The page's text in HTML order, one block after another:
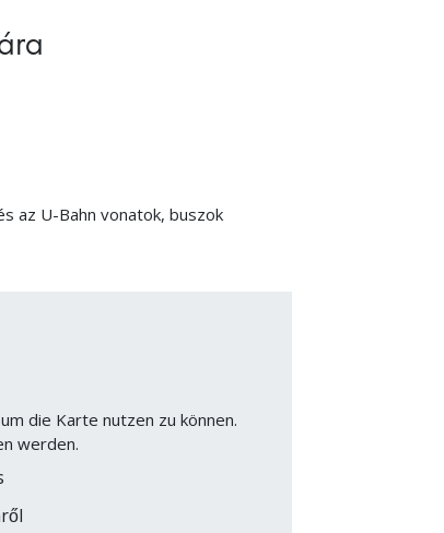
az U-Bahn vonatok, buszok
die Karte nutzen zu können.
werden.